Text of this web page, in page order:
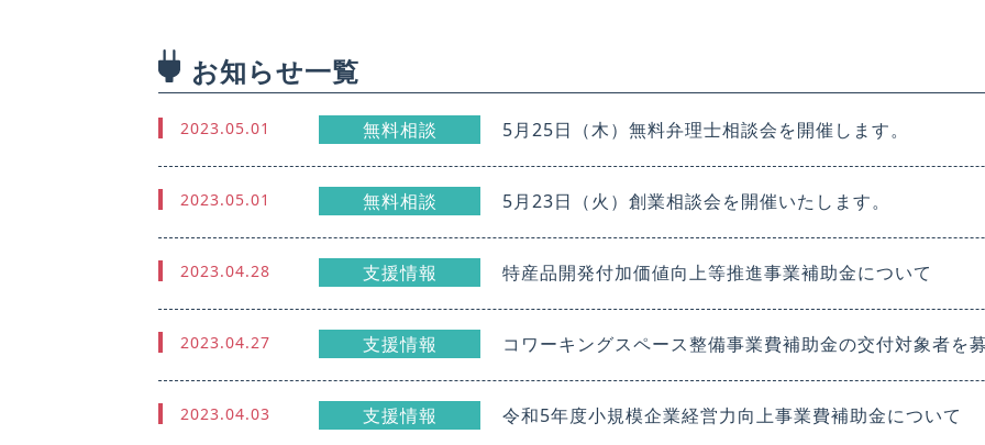
お知らせ一覧
2023.05.01 無料相談 5月25日（木）無料弁理士相談会を開催します。
2023.05.01 無料相談 5月23日（火）創業相談会を開催いたします。
2023.04.28 支援情報 特産品開発付加価値向上等推進事業補助金について
2023.04.27 支援情報 コワーキングスペース整備事業費補助金の交付対象者を
2023.04.03 支援情報 令和5年度小規模企業経営力向上事業費補助金について